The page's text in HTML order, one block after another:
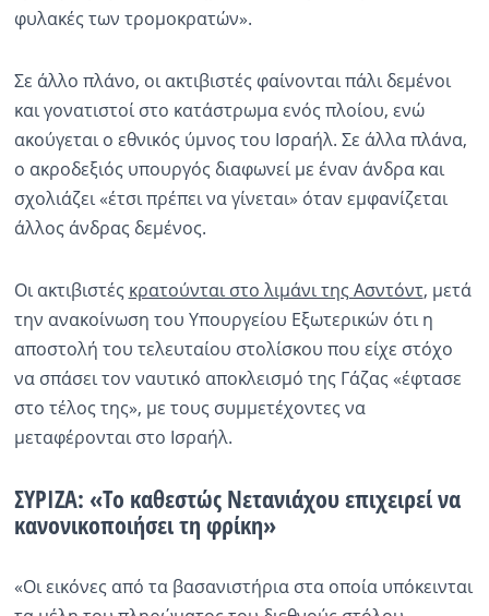
φυλακές των τρομοκρατών».
Σε άλλο πλάνο, οι ακτιβιστές φαίνονται πάλι δεμένοι
και γονατιστοί στο κατάστρωμα ενός πλοίου, ενώ
ακούγεται ο εθνικός ύμνος του Ισραήλ. Σε άλλα πλάνα,
ο ακροδεξιός υπουργός διαφωνεί με έναν άνδρα και
σχολιάζει «έτσι πρέπει να γίνεται» όταν εμφανίζεται
άλλος άνδρας δεμένος.
Οι ακτιβιστές κρατούνται στο λιμάνι της Ασντόντ, μετά
την ανακοίνωση του Υπουργείου Εξωτερικών ότι η
αποστολή του τελευταίου στολίσκου που είχε στόχο
να σπάσει τον ναυτικό αποκλεισμό της Γάζας «έφτασε
στο τέλος της», με τους συμμετέχοντες να
μεταφέρονται στο Ισραήλ.
ΣΥΡΙΖΑ: «Το καθεστώς Νετανιάχου επιχειρεί να
κανονικοποιήσει τη φρίκη»
«Οι εικόνες από τα βασανιστήρια στα οποία υπόκεινται